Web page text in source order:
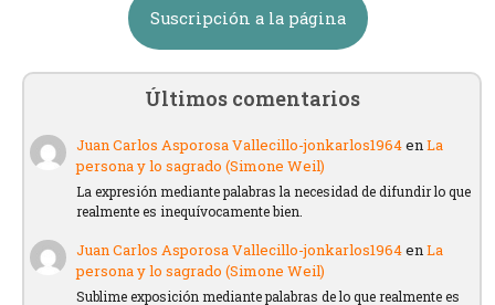
Suscripción a la página
Últimos comentarios
Juan Carlos Asporosa Vallecillo-jonkarlos1964enLa
persona y lo sagrado (Simone Weil)
La expresión mediante palabras la necesidad de difundir lo que
realmente es inequívocamente bien.
Juan Carlos Asporosa Vallecillo-jonkarlos1964enLa
persona y lo sagrado (Simone Weil)
Sublime exposición mediante palabras de lo que realmente es